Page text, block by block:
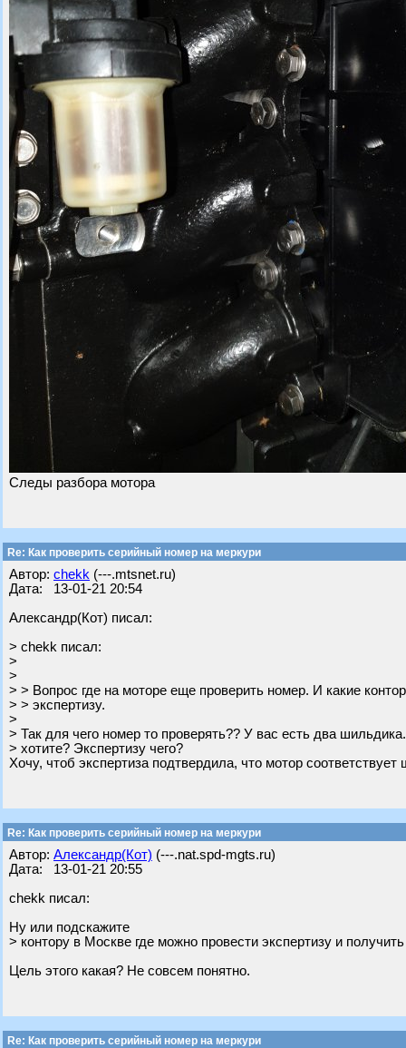
Следы разбора мотора
Re: Как проверить серийный номер на меркури
Автор: chekk (---.mtsnet.ru)
Дата: 13-01-21 20:54
Александр(Кот) писал:
> chekk писал:
>
>
> > Вопрос где на моторе еще проверить номер. И какие
> > экспертизу.
>
> Так для чего номер то проверять?? У вас есть два
> хотите? Экспертизу чего?
Хочу, чтоб экспертиза подтвердила, что мотор
Re: Как проверить серийный номер на меркури
Автор: Александр(Кот) (---.nat.spd-mgts.ru)
Дата: 13-01-21 20:55
chekk писал:
Ну или подскажите
> контору в Москве где можно провести экспертизу и
Цель этого какая? Не совсем понятно.
Re: Как проверить серийный номер на меркури